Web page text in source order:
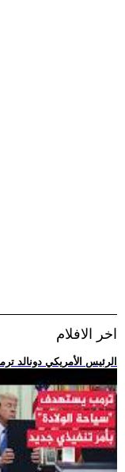
اخر الافلام
.. الرئيس الأمريكي دونالد